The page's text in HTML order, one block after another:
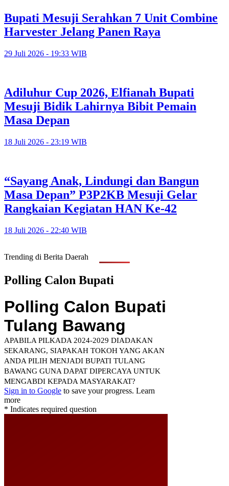
Bupati Mesuji Serahkan 7 Unit Combine
Harvester Jelang Panen Raya
29 Juli 2026 - 19:33 WIB
Adiluhur Cup 2026, Elfianah Bupati
Mesuji Bidik Lahirnya Bibit Pemain
Masa Depan
18 Juli 2026 - 23:19 WIB
“Sayang Anak, Lindungi dan Bangun
Masa Depan” P3P2KB Mesuji Gelar
Rangkaian Kegiatan HAN Ke-42
18 Juli 2026 - 22:40 WIB
Trending di Berita Daerah
Polling Calon Bupati